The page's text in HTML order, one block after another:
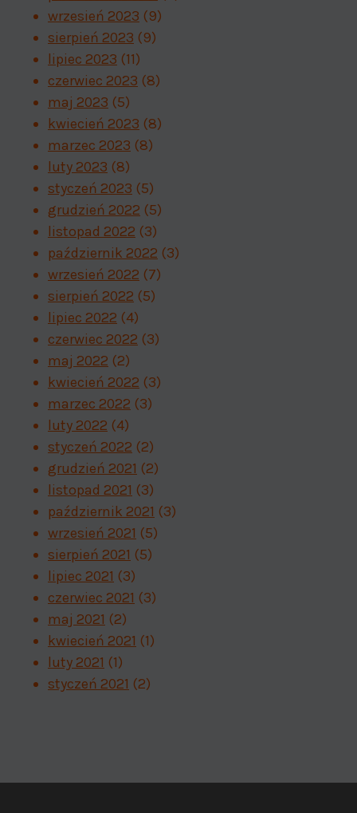
wrzesień 2023 (9)
sierpień 2023 (9)
lipiec 2023 (11)
czerwiec 2023 (8)
maj 2023 (5)
kwiecień 2023 (8)
marzec 2023 (8)
luty 2023 (8)
styczeń 2023 (5)
grudzień 2022 (5)
listopad 2022 (3)
październik 2022 (3)
wrzesień 2022 (7)
sierpień 2022 (5)
lipiec 2022 (4)
czerwiec 2022 (3)
maj 2022 (2)
kwiecień 2022 (3)
marzec 2022 (3)
luty 2022 (4)
styczeń 2022 (2)
grudzień 2021 (2)
listopad 2021 (3)
październik 2021 (3)
wrzesień 2021 (5)
sierpień 2021 (5)
lipiec 2021 (3)
czerwiec 2021 (3)
maj 2021 (2)
kwiecień 2021 (1)
luty 2021 (1)
styczeń 2021 (2)